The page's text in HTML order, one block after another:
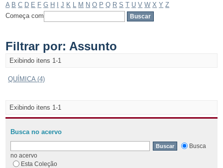
A B C D E F G H J K M N O P Q R S T U V W X Y Z
Começa com
Filtrar por: Assunto
Exibindo itens 1-1
QUÍMICA (4)
Exibindo itens 1-1
Busca no acervo
Busca
no acervo
Esta Coleção